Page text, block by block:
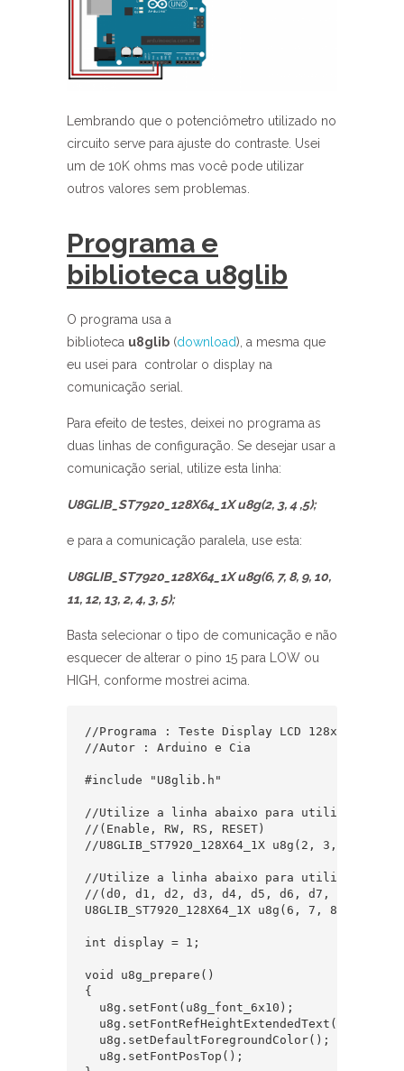
Lembrando que o potenciômetro utilizado no
circuito serve para ajuste do contraste. Usei
um de 10K ohms mas você pode utilizar
outros valores sem problemas.
Programa e
biblioteca u8glib
O programa usa a
biblioteca u8glib (download), a mesma que
eu usei para controlar o display na
comunicação serial.
Para efeito de testes, deixei no programa as
duas linhas de configuração. Se desejar usar a
comunicação serial, utilize esta linha:
U8GLIB_ST7920_128X64_1X u8g(2, 3, 4 ,5);
e para a comunicação paralela, use esta:
U8GLIB_ST7920_128X64_1X u8g(6, 7, 8, 9, 10,
11, 12, 13, 2, 4, 3, 5);
Basta selecionar o tipo de comunicação e não
esquecer de alterar o pino 15 para LOW ou
HIGH, conforme mostrei acima.
//Programa : Teste Display LCD 128x64 em
//Autor : Arduino e Cia
#include "U8glib.h"
//Utilize a linha abaixo para utilizar a
//(Enable, RW, RS, RESET)
//U8GLIB_ST7920_128X64_1X u8g(2, 3, 4 ,5);
//Utilize a linha abaixo para utilizar a
//(d0, d1, d2, d3, d4, d5, d6, d7, en, di,
U8GLIB_ST7920_128X64_1X u8g(6, 7, 8, 9,
int display = 1;
void u8g_prepare()
{
  u8g.setFont(u8g_font_6x10);
  u8g.setFontRefHeightExtendedText();
  u8g.setDefaultForegroundColor();
  u8g.setFontPosTop();